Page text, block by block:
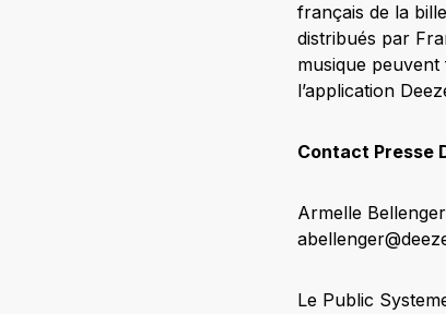
français de la
distribués par
musique
l’application
Contact Presse
Armelle Bellenger
Le Public